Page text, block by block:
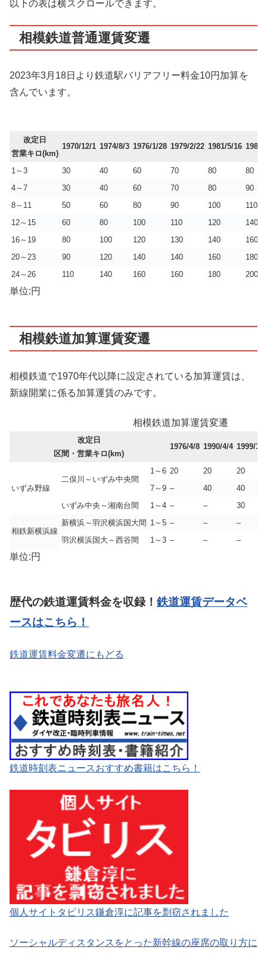
以下の表は横スクロールできます。
相模鉄道普通運賃変遷
2023年3月18日より鉄道駅バリアフリー料金10円加算を
含んでいます。
改定日
営業キロ(km)
1970/12/1 1974/8/3 1976/1/28 1979/2/22 1981/5/16 1984/
1～3 30 40 60 70 80
80
4～7
30 40 60 70 80
90
8～11
50 60 80 90 100
110
12～15
60 80 100 110 120
140
16～19
80 100 120 130 140
160
20～23
90 120 140 140 160
180
24～26
110 140 160 160 180 200
単位:円
相模鉄道加算運賃変遷
相模鉄道で1970年代以降に設定されている加算運賃は、
新線開業に係る加算運賃のみです。
相模鉄道加算運賃変遷
改定日
区間・営業キロ(km)
1976/4/8 1990/4/4 1999/3/
いずみ野線
二俣川～いずみ中央間
1～6 20 20
20
7～9 – 40
40
いずみ中央～湘南台間
1～4 – – 30
相鉄新横浜線
新横浜～羽沢横浜国大間 1～5 – –
–
羽沢横浜国大～西谷間
1～3 – – –
単位:円
歴代の鉄道運賃料金を収録！ 鉄道運賃データベ
ースはこちら！
鉄道運賃料金変遷にもどる
鉄道時刻表ニュースおすすめ書籍はこちら！
個人サイトタビリス鎌倉淳に記事を剽窃されました
ソーシャルディスタンスをとった新幹線の座席の取り方に